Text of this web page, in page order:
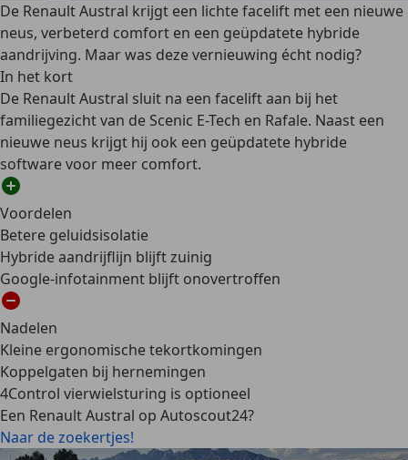
De Renault Austral krijgt een lichte facelift met een nieuwe
neus, verbeterd comfort en een geüpdatete hybride
aandrijving. Maar was deze vernieuwing écht nodig?
In het kort
De Renault Austral sluit na een facelift aan bij het
familiegezicht van de Scenic E-Tech en Rafale. Naast een
nieuwe neus krijgt hij ook een geüpdatete hybride
software voor meer comfort.
Voordelen
Betere geluidsisolatie
Hybride aandrijflijn blijft zuinig
Google-infotainment blijft onovertroffen
Nadelen
Kleine ergonomische tekortkomingen
Koppelgaten bij hernemingen
4Control vierwielsturing is optioneel
Een Renault Austral op Autoscout24?
Naar de zoekertjes!